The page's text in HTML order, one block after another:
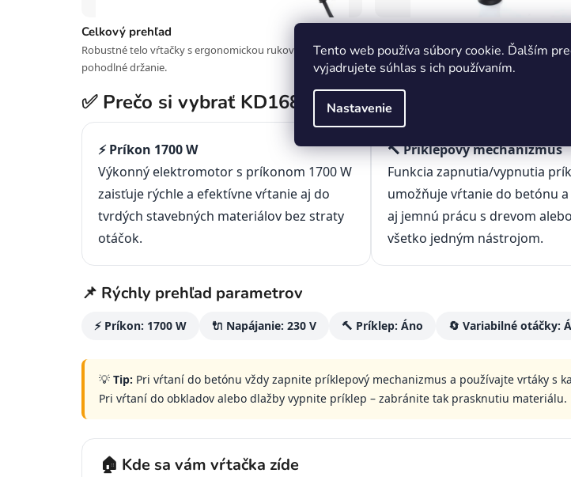
Tento web používa súbory cookie. Ďalším
vyjadrujete súhlas s ich používaním.
Nastavenie
Celkový prehľad
Robustné telo vŕtačky s ergonomickou rukoväťou pre
pohodlné držanie.
Detailný pohľad na upínací
príklepového mechanizmu.
✅ Prečo si vybrať KD1687?
⚡ Príkon 1700 W
Výkonný elektromotor s príkonom 1700 W
zaisťuje rýchle a efektívne vŕtanie aj do
tvrdých stavebných materiálov bez straty
otáčok.
🔨 Príklepový mechanizmus
Funkcia zapnutia/vypnutia
umožňuje vŕtanie do betónu
aj jemnú prácu s drevom
všetko jedným nástrojom.
📌 Rýchly prehľad parametrov
⚡ Príkon: 1700 W 🔌 Napájanie: 230 V 🔨 Príklep: Áno 🔄 Variabilné otáčky:
💡 Tip: Pri vŕtaní do betónu vždy zapnite príklepový mechanizmus a používajte vrtáky s
Pri vŕtaní do obkladov alebo dlažby vypnite príklep – zabránite tak prasknutiu materiálu.
🏠 Kde sa vám vŕtačka zíde